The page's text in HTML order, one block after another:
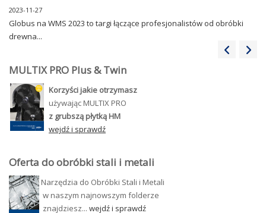
2023-11-27
Globus na WMS 2023 to targi łączące profesjonalistów od obróbki
drewna...
MULTIX PRO Plus & Twin
Korzyści jakie otrzymasz
używając MULTIX PRO
z grubszą płytką HM
wejdź i sprawdź
Oferta do obróbki stali i metali
Narzędzia do Obróbki Stali i Metali
w naszym najnowszym folderze
znajdziesz... wejdź i sprawdź